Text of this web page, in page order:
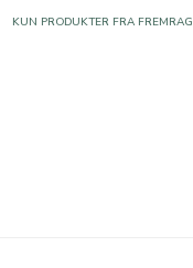
KUN PRODUKTER FRA